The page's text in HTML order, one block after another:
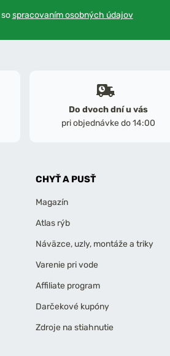
spracovaním osobných údajov
Do dvoch dní u vás
pri objednávke do 14:00
CHYŤ A PUSŤ
Magazín
Atlas rýb
Náväzce, uzly, montáže a triky
Varenie pri vode
Affiliate program
Darčekové kupóny
Zdroje na stiahnutie